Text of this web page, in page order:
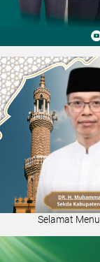
Selamat